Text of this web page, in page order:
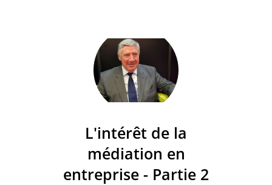
L'intérêt de la
médiation en
entreprise - Partie 2